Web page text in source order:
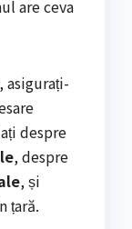
are ceva
asigurați-
despre
, despre
, și
țară.